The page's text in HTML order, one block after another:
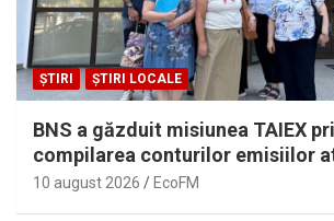
ȘTIRI ȘTIRI LOCALE
BNS a găzduit misiunea TAIEX
compilarea conturilor emisiilor
10 august 2026 EcoFM